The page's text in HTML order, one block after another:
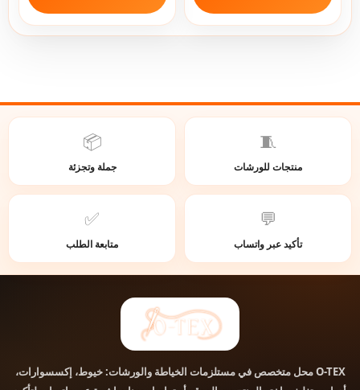
🧵
منتجات للورشات
📦
جملة وتجزئة
💬
تأكيد عبر واتساب
✅
متابعة الطلب
O-TEXمحل متخصص في مستلزمات الخياطة والورشات: خيوط، إكسسوارات،